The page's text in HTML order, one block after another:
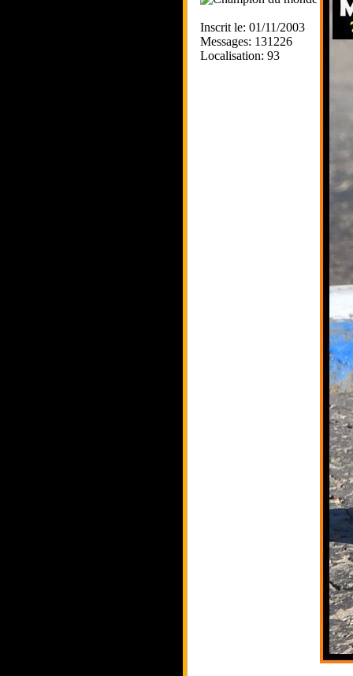
Inscrit le: 01/11/2003
Messages: 131226
Localisation: 93